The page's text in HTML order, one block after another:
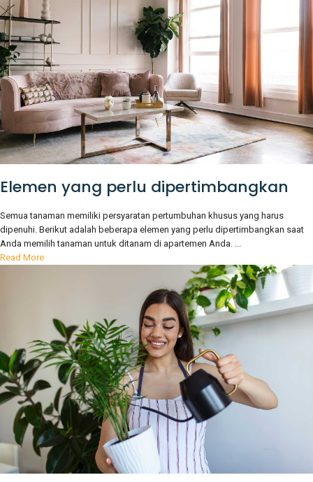
Elemen yang perlu dipertimbangkan
Semua tanaman memiliki persyaratan pertumbuhan khusus yang harus
dipenuhi. Berikut adalah beberapa elemen yang perlu dipertimbangkan saat
Anda memilih tanaman untuk ditanam di apartemen Anda. ...
Read More